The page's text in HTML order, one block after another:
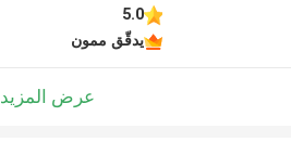
5.0
يدقّق ممون
عرض المزيد